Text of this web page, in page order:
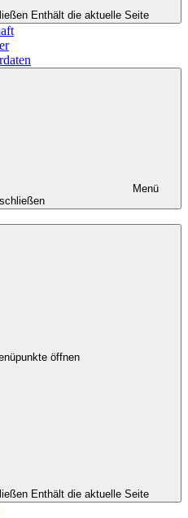
Enthält die aktuelle Seite
Menü
schließen
öffnen
Enthält die aktuelle Seite